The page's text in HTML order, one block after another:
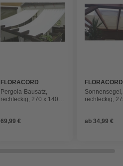
FLORACORD
Pergola-Bausatz,
rechteckig, 270 x 140
69,99 €
FLORACORD
Sonnensegel,
rechteckig,
ab34,99 €